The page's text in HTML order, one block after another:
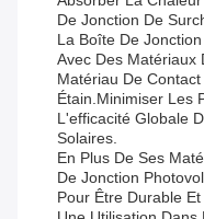
De Jonction De
La Boîte De
Avec Des Matériaux
Matériau De
Étain.minimiser Les
L'efficacité Globale
Solaires.
En Plus De Ses
De Jonction
Pour Être Durable